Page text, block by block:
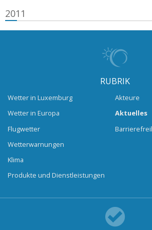
2011
RUBRIK
Wetter in Luxemburg
Wetter in Europa
Flugwetter
Wetterwarnungen
Klima
Produkte und Dienstleistungen
Akteure
Aktuelles